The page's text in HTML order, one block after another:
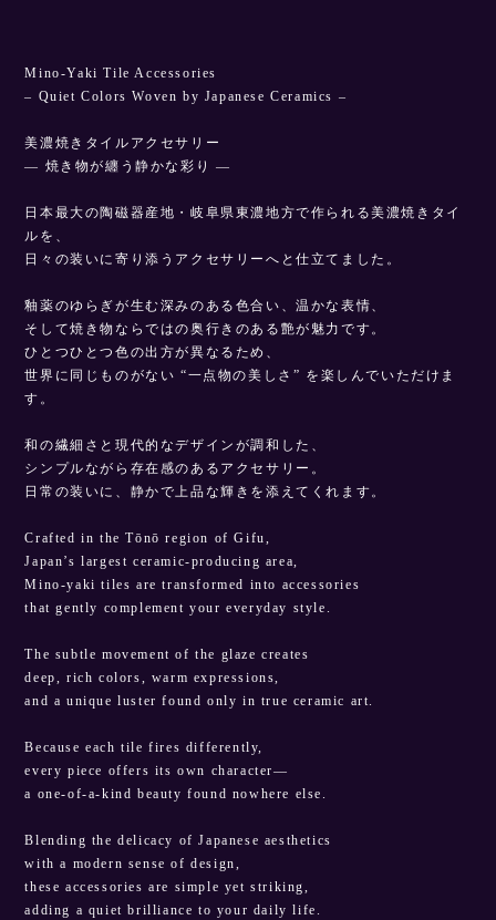
Mino-Yaki Tile Accessories
– Quiet Colors Woven by Japanese Ceramics –
美濃焼きタイルアクセサリー
— 焼き物が纏う静かな彩り —
日本最大の陶磁器産地・岐阜県東濃地方で作られる美濃焼きタイ
ルを、
日々の装いに寄り添うアクセサリーへと仕立てました。
釉薬のゆらぎが生む深みのある色合い、温かな表情、
そして焼き物ならではの奥行きのある艶が魅力です。
ひとつひとつ色の出方が異なるため、
世界に同じものがない “一点物の美しさ” を楽しんでいただけま
す。
和の繊細さと現代的なデザインが調和した、
シンプルながら存在感のあるアクセサリー。
日常の装いに、静かで上品な輝きを添えてくれます。
Crafted in the Tōnō region of Gifu,
Japan’s largest ceramic-producing area,
Mino-yaki tiles are transformed into accessories
that gently complement your everyday style.
The subtle movement of the glaze creates
deep, rich colors, warm expressions,
and a unique luster found only in true ceramic art.
Because each tile fires differently,
every piece offers its own character—
a one-of-a-kind beauty found nowhere else.
Blending the delicacy of Japanese aesthetics
with a modern sense of design,
these accessories are simple yet striking,
adding a quiet brilliance to your daily life.